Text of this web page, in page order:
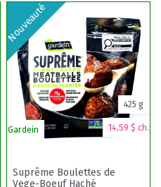
Nouveauté
Gardein 14,59 $ ch.
425 g
Suprême Boulettes de
Vege-Boeuf Haché